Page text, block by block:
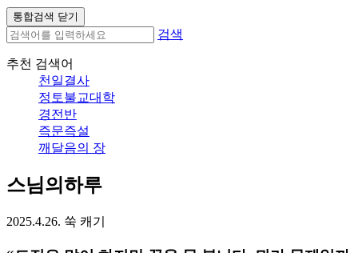
통합검색 닫기
검색
추천 검색어
천일결사
정토불교대학
경전반
즉문즉설
깨달음의 장
스님의하루
2025.4.26. 쑥 캐기